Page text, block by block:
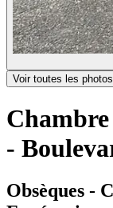
Voir toutes les photos
-
Obsèques -